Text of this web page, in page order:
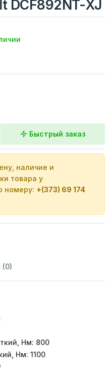
DCF892NT-XJ
Быстрый заказ
наличие и
товара у
номеру: +(373) 69 174
(0)
Нм: 800
Нм: 1100